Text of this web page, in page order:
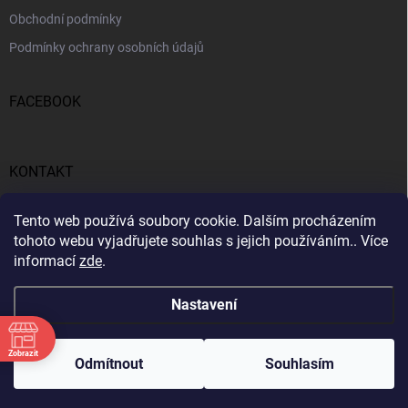
Tento web používá soubory cookie. Dalším procházením
tohoto webu vyjadřujete souhlas s jejich používáním.. Více
informací zde.
Nastavení
Odmítnout Souhlasím
Obchodní podmínky
Podmínky ochrany osobních údajů
FACEBOOK
KONTAKT
gunar detailuj.cz
770192683
Vytvořil Shoptet
Copyright 2026 . Všechna práva vyhrazena.
Zobrazit